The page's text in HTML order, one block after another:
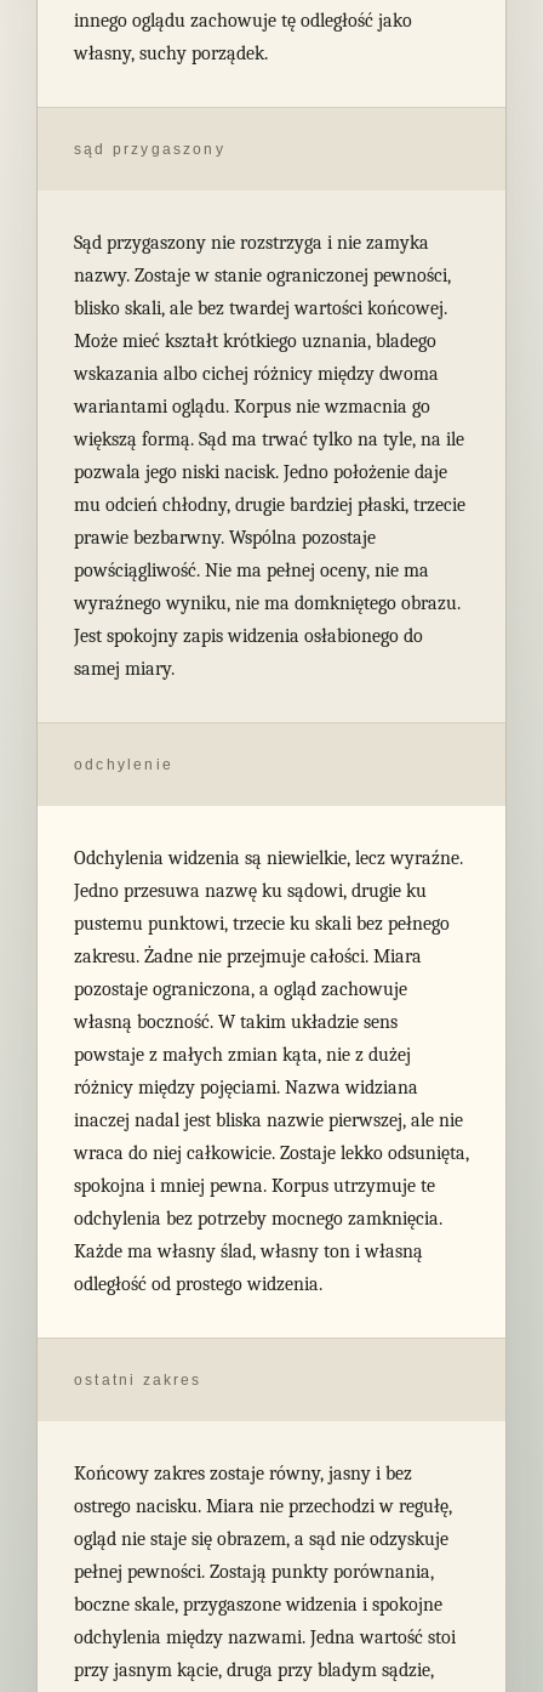
innego oglądu zachowuje tę odległość jako
własny, suchy porządek.
sąd przygaszony
Sąd przygaszony nie rozstrzyga i nie zamyka
nazwy. Zostaje w stanie ograniczonej pewności,
blisko skali, ale bez twardej wartości końcowej.
Może mieć kształt krótkiego uznania, bladego
wskazania albo cichej różnicy między dwoma
wariantami oglądu. Korpus nie wzmacnia go
większą formą. Sąd ma trwać tylko na tyle, na ile
pozwala jego niski nacisk. Jedno położenie daje
mu odcień chłodny, drugie bardziej płaski, trzecie
prawie bezbarwny. Wspólna pozostaje
powściągliwość. Nie ma pełnej oceny, nie ma
wyraźnego wyniku, nie ma domkniętego obrazu.
Jest spokojny zapis widzenia osłabionego do
samej miary.
odchylenie
Odchylenia widzenia są niewielkie, lecz wyraźne.
Jedno przesuwa nazwę ku sądowi, drugie ku
pustemu punktowi, trzecie ku skali bez pełnego
zakresu. Żadne nie przejmuje całości. Miara
pozostaje ograniczona, a ogląd zachowuje
własną boczność. W takim układzie sens
powstaje z małych zmian kąta, nie z dużej
różnicy między pojęciami. Nazwa widziana
inaczej nadal jest bliska nazwie pierwszej, ale nie
wraca do niej całkowicie. Zostaje lekko odsunięta,
spokojna i mniej pewna. Korpus utrzymuje te
odchylenia bez potrzeby mocnego zamknięcia.
Każde ma własny ślad, własny ton i własną
odległość od prostego widzenia.
ostatni zakres
Końcowy zakres zostaje równy, jasny i bez
ostrego nacisku. Miara nie przechodzi w regułę,
ogląd nie staje się obrazem, a sąd nie odzyskuje
pełnej pewności. Zostają punkty porównania,
boczne skale, przygaszone widzenia i spokojne
odchylenia między nazwami. Jedna wartość stoi
przy jasnym kącie, druga przy bladym sądzie,